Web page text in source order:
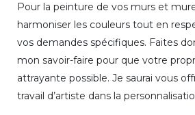
Pour la peinture de vos murs et
harmoniser les couleurs tout en
vos demandes spécifiques. Faites
mon savoir-faire pour que votre
attrayante possible. Je saurai vous
travail d’artiste dans la